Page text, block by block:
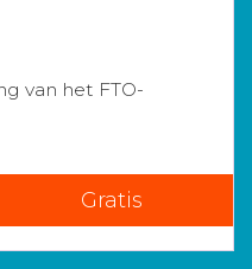
van het FTO-
Gratis